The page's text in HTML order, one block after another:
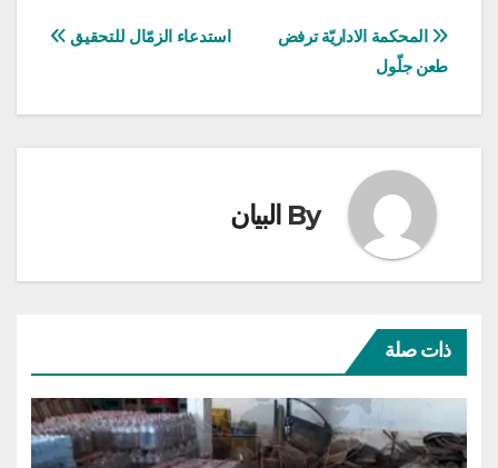
تصفّح
المقالات
استدعاء الزمّال للتحقيق
المحكمة الاداريّة ترفض
طعن جلّول
By البيان
ذات صلة